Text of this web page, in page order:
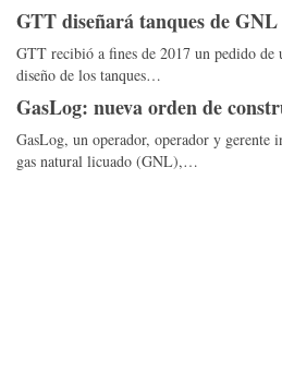
GTT diseñará tanques de
GTT recibió a fines de 2017 un pedido de
diseño de los tanques…
GasLog: nueva orden de
GasLog, un operador, operador y gerente
gas natural licuado (GNL),…